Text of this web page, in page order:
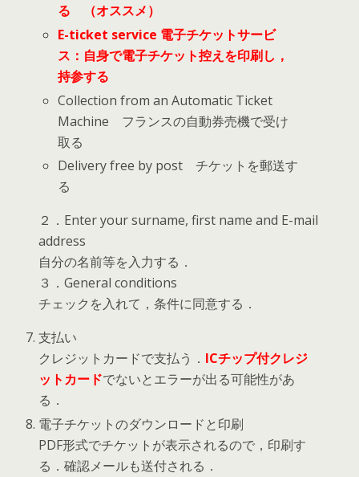
る （オススメ）
E-ticket service 電子チケットサービ
ス：自身で電子チケット控えを印刷し，
持参する
Collection from an Automatic Ticket
Machine フランスの自動券売機で受け
取る
Delivery free by post チケットを郵送す
る
２．Enter your surname, first name and E-mail
address
自分の名前等を入力する．
３．General conditions
チェックを入れて，条件に同意する．
支払い
クレジットカードで支払う． ICチップ付クレジ
ットカードでないとエラーが出る可能性があ
る．
電子チケットのダウンロードと印刷
PDF形式でチケットが表示されるので，印刷す
る．確認メールも送付される．